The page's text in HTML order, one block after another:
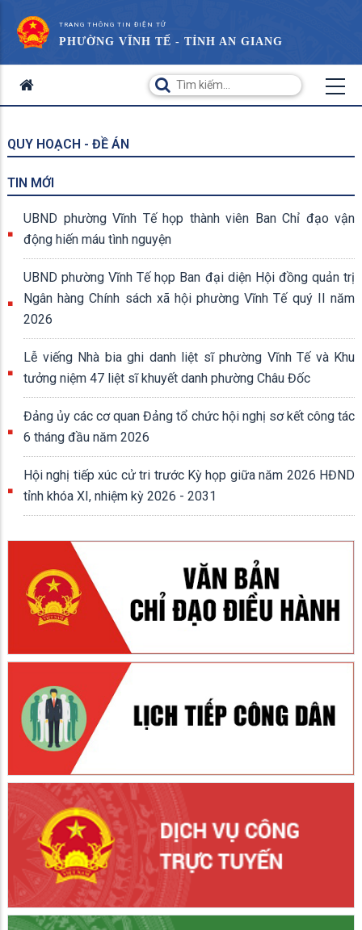
TRANG THÔNG TIN ĐIỆN TỬ
PHƯỜNG VĨNH TẾ - TỈNH AN GIANG
QUY HOẠCH - ĐỀ ÁN
TIN MỚI
UBND phường Vĩnh Tế họp thành viên Ban Chỉ đạo vận
động hiến máu tình nguyện
UBND phường Vĩnh Tế họp Ban đại diện Hội đồng quản trị
Ngân hàng Chính sách xã hội phường Vĩnh Tế quý II năm
2026
Lễ viếng Nhà bia ghi danh liệt sĩ phường Vĩnh Tế và Khu
tưởng niệm 47 liệt sĩ khuyết danh phường Châu Đốc
Đảng ủy các cơ quan Đảng tổ chức hội nghị sơ kết công tác
6 tháng đầu năm 2026
Hội nghị tiếp xúc cử tri trước Kỳ họp giữa năm 2026 HĐND
tỉnh khóa XI, nhiệm kỳ 2026 - 2031